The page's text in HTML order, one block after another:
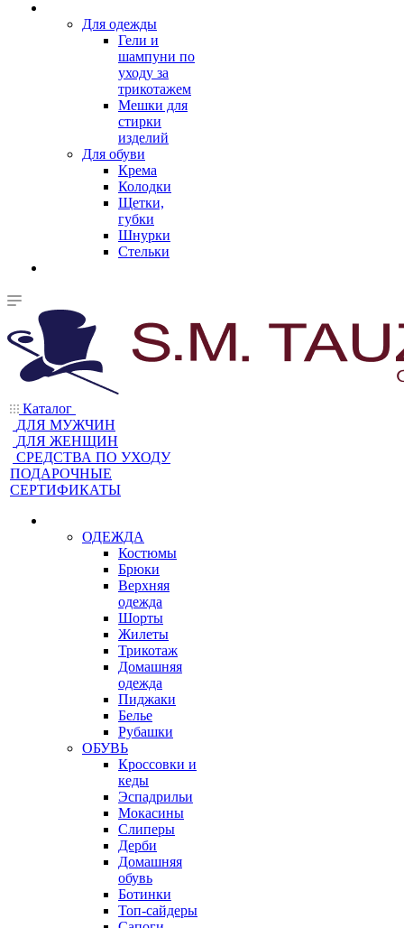
Для одежды
Гели и
шампуни по
уходу за
трикотажем
Мешки для
стирки
изделий
Для обуви
Крема
Колодки
Щетки,
губки
Шнурки
Стельки
Каталог
ДЛЯ МУЖЧИН
ДЛЯ ЖЕНЩИН
CРЕДСТВА ПО УХОДУ
ПОДАРОЧНЫЕ
СЕРТИФИКАТЫ
ОДЕЖДА
Костюмы
Брюки
Верхняя
одежда
Шорты
Жилеты
Трикотаж
Домашняя
одежда
Пиджаки
Белье
Рубашки
ОБУВЬ
Кроссовки и
кеды
Эспадрильи
Мокасины
Слиперы
Дерби
Домашняя
обувь
Ботинки
Топ-сайдеры